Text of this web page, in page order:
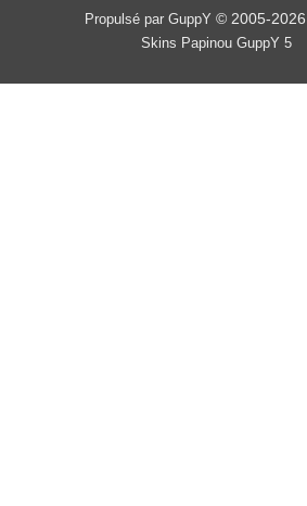
Propulsé par GuppY © 2005-2026
Skins Papinou GuppY 5